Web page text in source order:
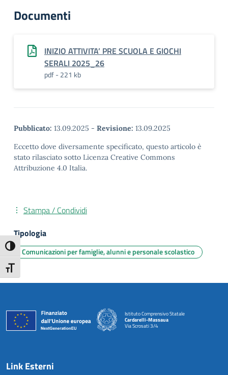
Attiva/disattiva alto contrasto
Attiva/disattiva dimensione testo
Documenti
INIZIO ATTIVITA’ PRE SCUOLA E GIOCHI
SERALI 2025_26
pdf - 221 kb
Pubblicato: 13.09.2025 - Revisione: 13.09.2025
Eccetto dove diversamente specificato, questo articolo è
stato rilasciato sotto Licenza Creative Commons
Attribuzione 4.0 Italia.
Stampa / Condividi
Tipologia
Comunicazioni per famiglie, alunni e personale scolastico
Istituto Comprensivo Statale
Cardarelli-Massaua
Via Scrosati 3/4
Link Esterni